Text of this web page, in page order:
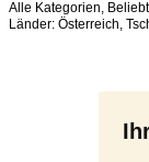
Alle Kategorien,
Länder: Österreich,